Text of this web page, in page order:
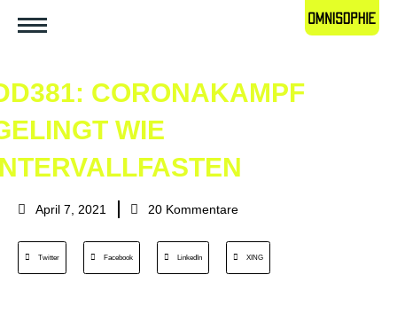
CORONAKAMPF
WIE
April 7, 2021 20 Kommentare
Twitter Facebook LinkedIn XING